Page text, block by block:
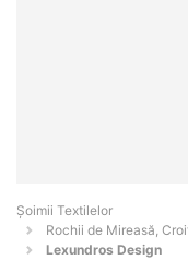
Șoimii Textilelor
Rochii de Mireasă,
Lexundros Design